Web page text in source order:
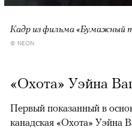
Кадр из фильма «Бумажный
© NEON
«Охота» Уэйна
Первый показанный в
канадская «Охота» Уэйна